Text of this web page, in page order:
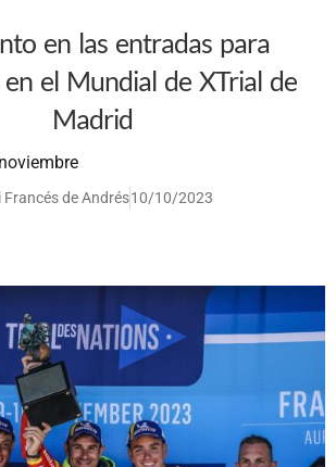
en las entradas para
el Mundial de XTrial de
Madrid
Francés de Andrés10/10/2023